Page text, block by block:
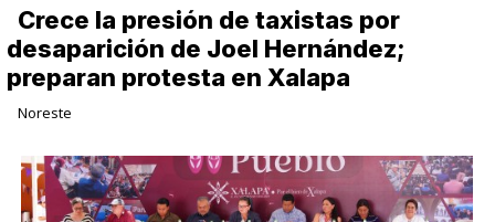
Crece la presión de taxistas por
desaparición de Joel Hernández;
preparan protesta en Xalapa
Noreste